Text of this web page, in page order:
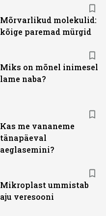
Mõrvarlikud molekulid:
kõige paremad mürgid
Miks on mõnel inimesel
lame naba?
Kas me vananeme
tänapäeval
aeglasemini?
Mikroplast ummistab
aju veresooni